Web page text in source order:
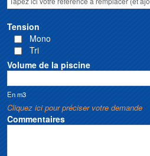
Tension
Mono
Tri
Volume de la piscine
En m3
Cliquez ici pour préciser votre demande
Commentaires